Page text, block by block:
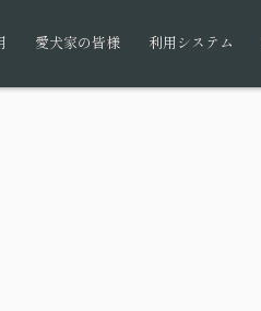
愛犬家の皆様 利用システム